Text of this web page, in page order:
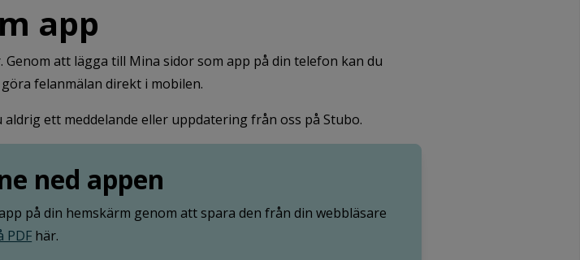
app
att lägga till Mina sidor som app på din telefon kan du
felanmälan direkt i mobilen.
ett meddelande eller uppdatering från oss på Stubo.
ned appen
på din hemskärm genom att spara den från din webbläsare
PDF här.